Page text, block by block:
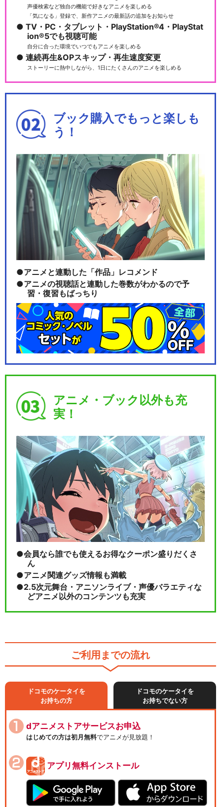
声優検索など独自の機能で好きなアニメを楽しめる
「気になる」登録で、新作アニメの最新話の追加をお知らせ
TV・PC・タブレット・PlayStation®4・PlayStat
ion®5でも視聴可能
自分に合った環境でいつでもアニメを楽しめる
連続再生&OPスキップ・再生速度変更
ストーリーに熱中しながら、1日にたくさんのアニメを楽しめる
ブック購入でもっと楽しも
う！
アニメと連動した「作品」レコメンド
アニメの視聴話と連動した巻数がわかるので予
習・復習もばっちり
アニメ・ブック以外も充
実！
会員なら誰でも使えるお得なクーポン盛りだくさ
ん
アニメ関連グッズ情報も満載
2.5次元舞台・アニソンライブ・声優バラエティな
どアニメ以外のコンテンツも充実
ご利用までの流れ
ドコモのケータイを
お持ちの方
ドコモのケータイを
お持ちでない方
dアニメストアサービスお申込
はじめての方は初月無料でアニメが見放題！
アプリ無料インストール